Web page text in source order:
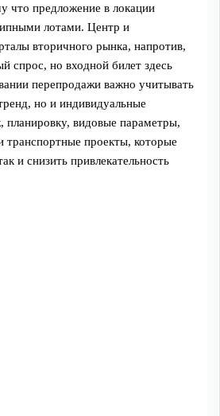
что предложение в локации
лотами. Центр и
вторичного рынка, напротив,
спрос, но входной билет здесь
перепродажи важно учитывать
но и индивидуальные
планировку, видовые параметры,
транспортные проекты, которые
и снизить привлекательность